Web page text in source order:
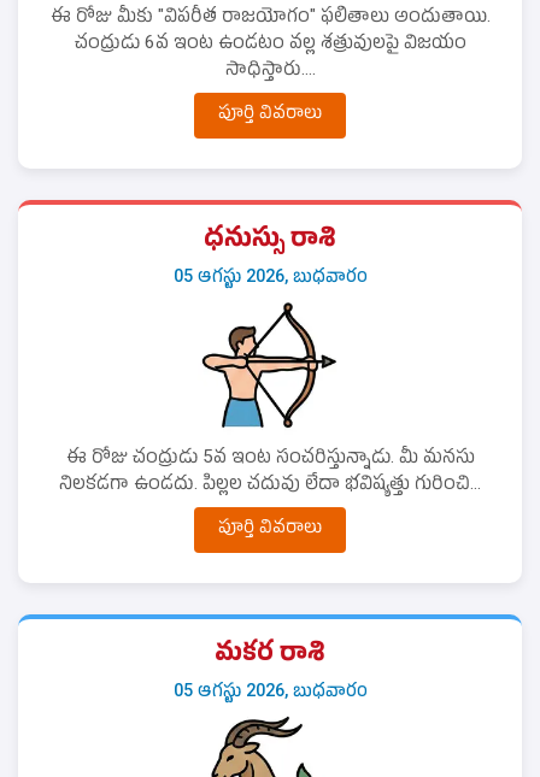
ఈ రోజు మీకు "విపరీత రాజయోగం" ఫలితాలు అందుతాయి.
చంద్రుడు 6వ ఇంట ఉండటం వల్ల శత్రువులపై విజయం
సాధిస్తారు....
పూర్తి వివరాలు
ధనుస్సు రాశి
05 ఆగస్టు 2026, బుధవారం
ఈ రోజు చంద్రుడు 5వ ఇంట సంచరిస్తున్నాడు. మీ మనసు
నిలకడగా ఉండదు. పిల్లల చదువు లేదా భవిష్యత్తు గురించి...
పూర్తి వివరాలు
మకర రాశి
05 ఆగస్టు 2026, బుధవారం